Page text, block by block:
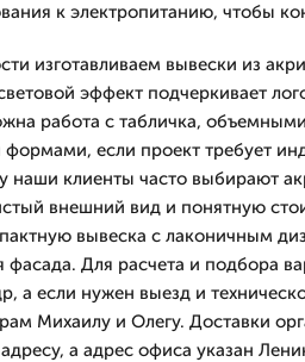
к электропитанию, чтобы
изготавливаем вывески из
эффект подчеркивает
работа с табличка,
если проект требует
наши клиенты часто выбирают
внешний вид и понятную
вывеска с лаконичным
фасада. Для расчета и подбора
а если нужен выезд и
Михаилу и Олегу. Доставки
а адрес офиса указан